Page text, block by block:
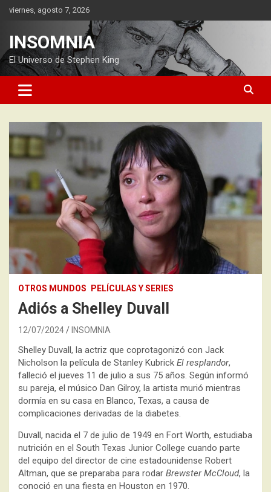
Saltarviernes, agosto 7, 2026
INSOMNIA
El Universo de Stephen King
OTROS MUNDOS PELÍCULAS Y SERIES
Adiós a Shelley Duvall
12/07/2024 INSOMNIA
Shelley Duvall, la actriz que coprotagonizó con Jack
Nicholson la película de Stanley Kubrick El resplandor,
falleció el jueves 11 de julio a sus 75 años. Según informó
su pareja, el músico Dan Gilroy, la artista murió mientras
dormía en su casa en Blanco, Texas, a causa de
complicaciones derivadas de la diabetes.
Duvall, nacida el 7 de julio de 1949 en Fort Worth, estudiaba
nutrición en el South Texas Junior College cuando parte
del equipo del director de cine estadounidense Robert
Altman, que se preparaba para rodar Brewster McCloud, la
conoció en una fiesta en Houston en 1970.